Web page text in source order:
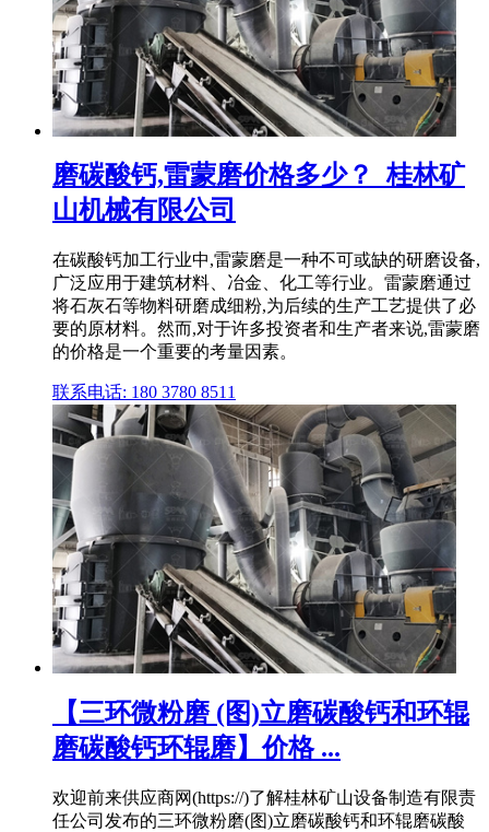
磨碳酸钙,雷蒙磨价格多少？_桂林矿
山机械有限公司
在碳酸钙加工行业中,雷蒙磨是一种不可或缺的研磨设备,
广泛应用于建筑材料、冶金、化工等行业。雷蒙磨通过
将石灰石等物料研磨成细粉,为后续的生产工艺提供了必
要的原材料。然而,对于许多投资者和生产者来说,雷蒙磨
的价格是一个重要的考量因素。
联系电话: 180 3780 8511
【三环微粉磨 (图)立磨碳酸钙和环辊
磨碳酸钙环辊磨】价格 ...
欢迎前来供应商网(https://)了解桂林矿山设备制造有限责
任公司发布的三环微粉磨(图)立磨碳酸钙和环辊磨碳酸